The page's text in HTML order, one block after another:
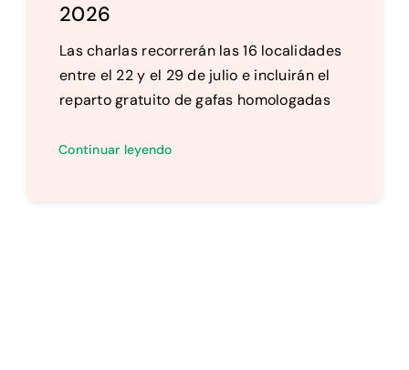
2026
Las charlas recorrerán las 16 localidades
entre el 22 y el 29 de julio e incluirán el
reparto gratuito de gafas homologadas
Continuar leyendo